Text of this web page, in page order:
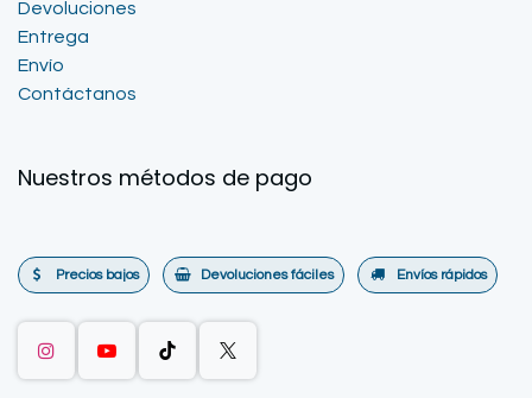
Devoluciones
Entrega
Envío
Contáctanos
Nuestros métodos de pago
Precios bajos Devoluciones fáciles Envíos rápidos